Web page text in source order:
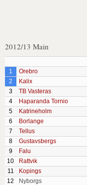
2012/13 Main
1
Orebro
2
Kalix
3
TB Vasteras
4
Haparanda Tornio
5
Katrineholm
6
Borlange
7
Tellus
8
Gustavsbergs
9
Falu
10
Rattvik
11
Kopings
12
Nyborgs